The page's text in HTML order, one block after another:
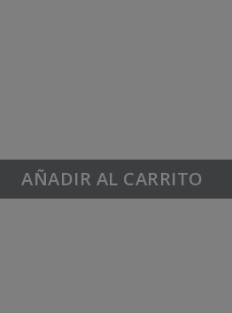
AÑADIR AL CARRITO